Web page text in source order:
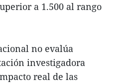
a 1.500 al rango
no evalúa
investigadora
real de las